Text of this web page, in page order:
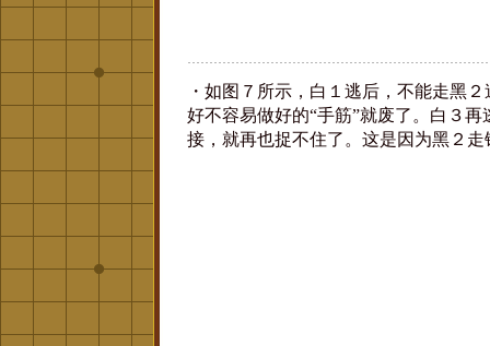
・如图７所示，白１逃后，不能走黑
好不容易做好的“手筋”就废了。白３
接，就再也捉不住了。这是因为黑２走